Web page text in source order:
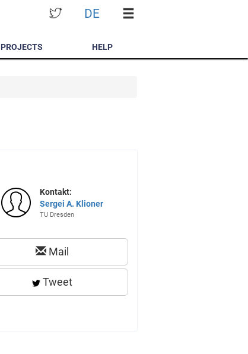
DE
PROJECTS HELP
Kontakt:
Sergei A. Klioner
TU Dresden
Mail
Tweet